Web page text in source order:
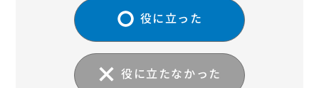
役に立った
役に立たなかった